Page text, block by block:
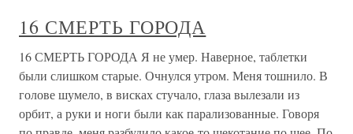
16 СМЕРТЬ ГОРОДА
16 СМЕРТЬ ГОРОДА Я не умер. Наверное, таблетки
были слишком старые. Очнулся утром. Меня тошнило. В
голове шумело, в висках стучало, глаза вылезали из
орбит, а руки и ноги были как парализованные. Говоря